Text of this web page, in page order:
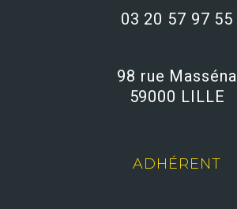
03 20 57 97 55
98 rue Masséna
59000 LILLE
ADHÉRENT